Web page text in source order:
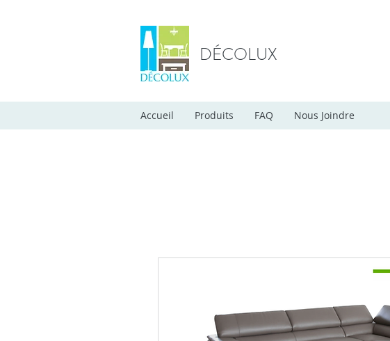
DÉCOLUX
Accueil Produits FAQ Nous Joindre